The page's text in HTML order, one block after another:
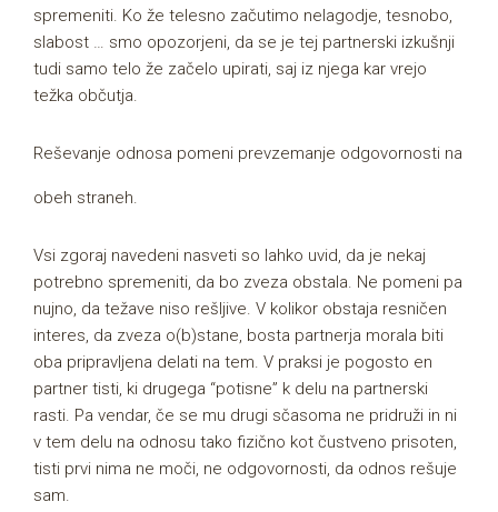
spremeniti. Ko že telesno začutimo nelagodje, tesnobo,
slabost … smo opozorjeni, da se je tej partnerski izkušnji
tudi samo telo že začelo upirati, saj iz njega kar vrejo
težka občutja.
Reševanje odnosa pomeni prevzemanje odgovornosti na
obeh straneh.
Vsi zgoraj navedeni nasveti so lahko uvid, da je nekaj
potrebno spremeniti, da bo zveza obstala. Ne pomeni pa
nujno, da težave niso rešljive. V kolikor obstaja resničen
interes, da zveza o(b)stane, bosta partnerja morala biti
oba pripravljena delati na tem. V praksi je pogosto en
partner tisti, ki drugega “potisne” k delu na partnerski
rasti. Pa vendar, če se mu drugi sčasoma ne pridruži in ni
v tem delu na odnosu tako fizično kot čustveno prisoten,
tisti prvi nima ne moči, ne odgovornosti, da odnos rešuje
sam.